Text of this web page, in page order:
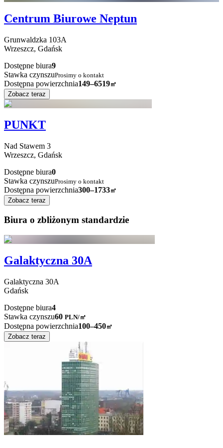
Centrum Biurowe Neptun
Grunwaldzka 103A
Wrzeszcz, Gdańsk
Dostępne biura9
Stawka czynszuProsimy o kontakt
Dostępna powierzchnia149–6519㎡
Zobacz teraz
PUNKT
Nad Stawem 3
Wrzeszcz, Gdańsk
Dostępne biura0
Stawka czynszuProsimy o kontakt
Dostępna powierzchnia300–1733㎡
Zobacz teraz
Biura o zbliżonym standardzie
Galaktyczna 30A
Galaktyczna 30A
Gdańsk
Dostępne biura4
Stawka czynszu60 PLN/㎡
Dostępna powierzchnia100–450㎡
Zobacz teraz